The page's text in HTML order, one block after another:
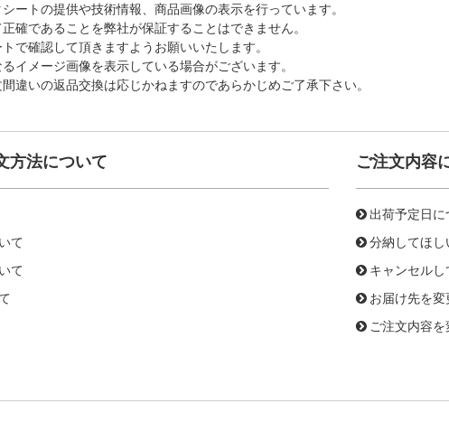
トの提供や技術情報、商品画像の表示を行っています。
確であることを弊社が保証することはできません。
で確認して頂きますようお願いいたします。
イメージ画像を表示している場合がございます。
違いの返品交換は応じかねますのであらかじめご了承下さい。
方法について
て
て
ご注文内容
出荷予定日に
分納してほし
キャンセルし
お届け先を
ご注文内容